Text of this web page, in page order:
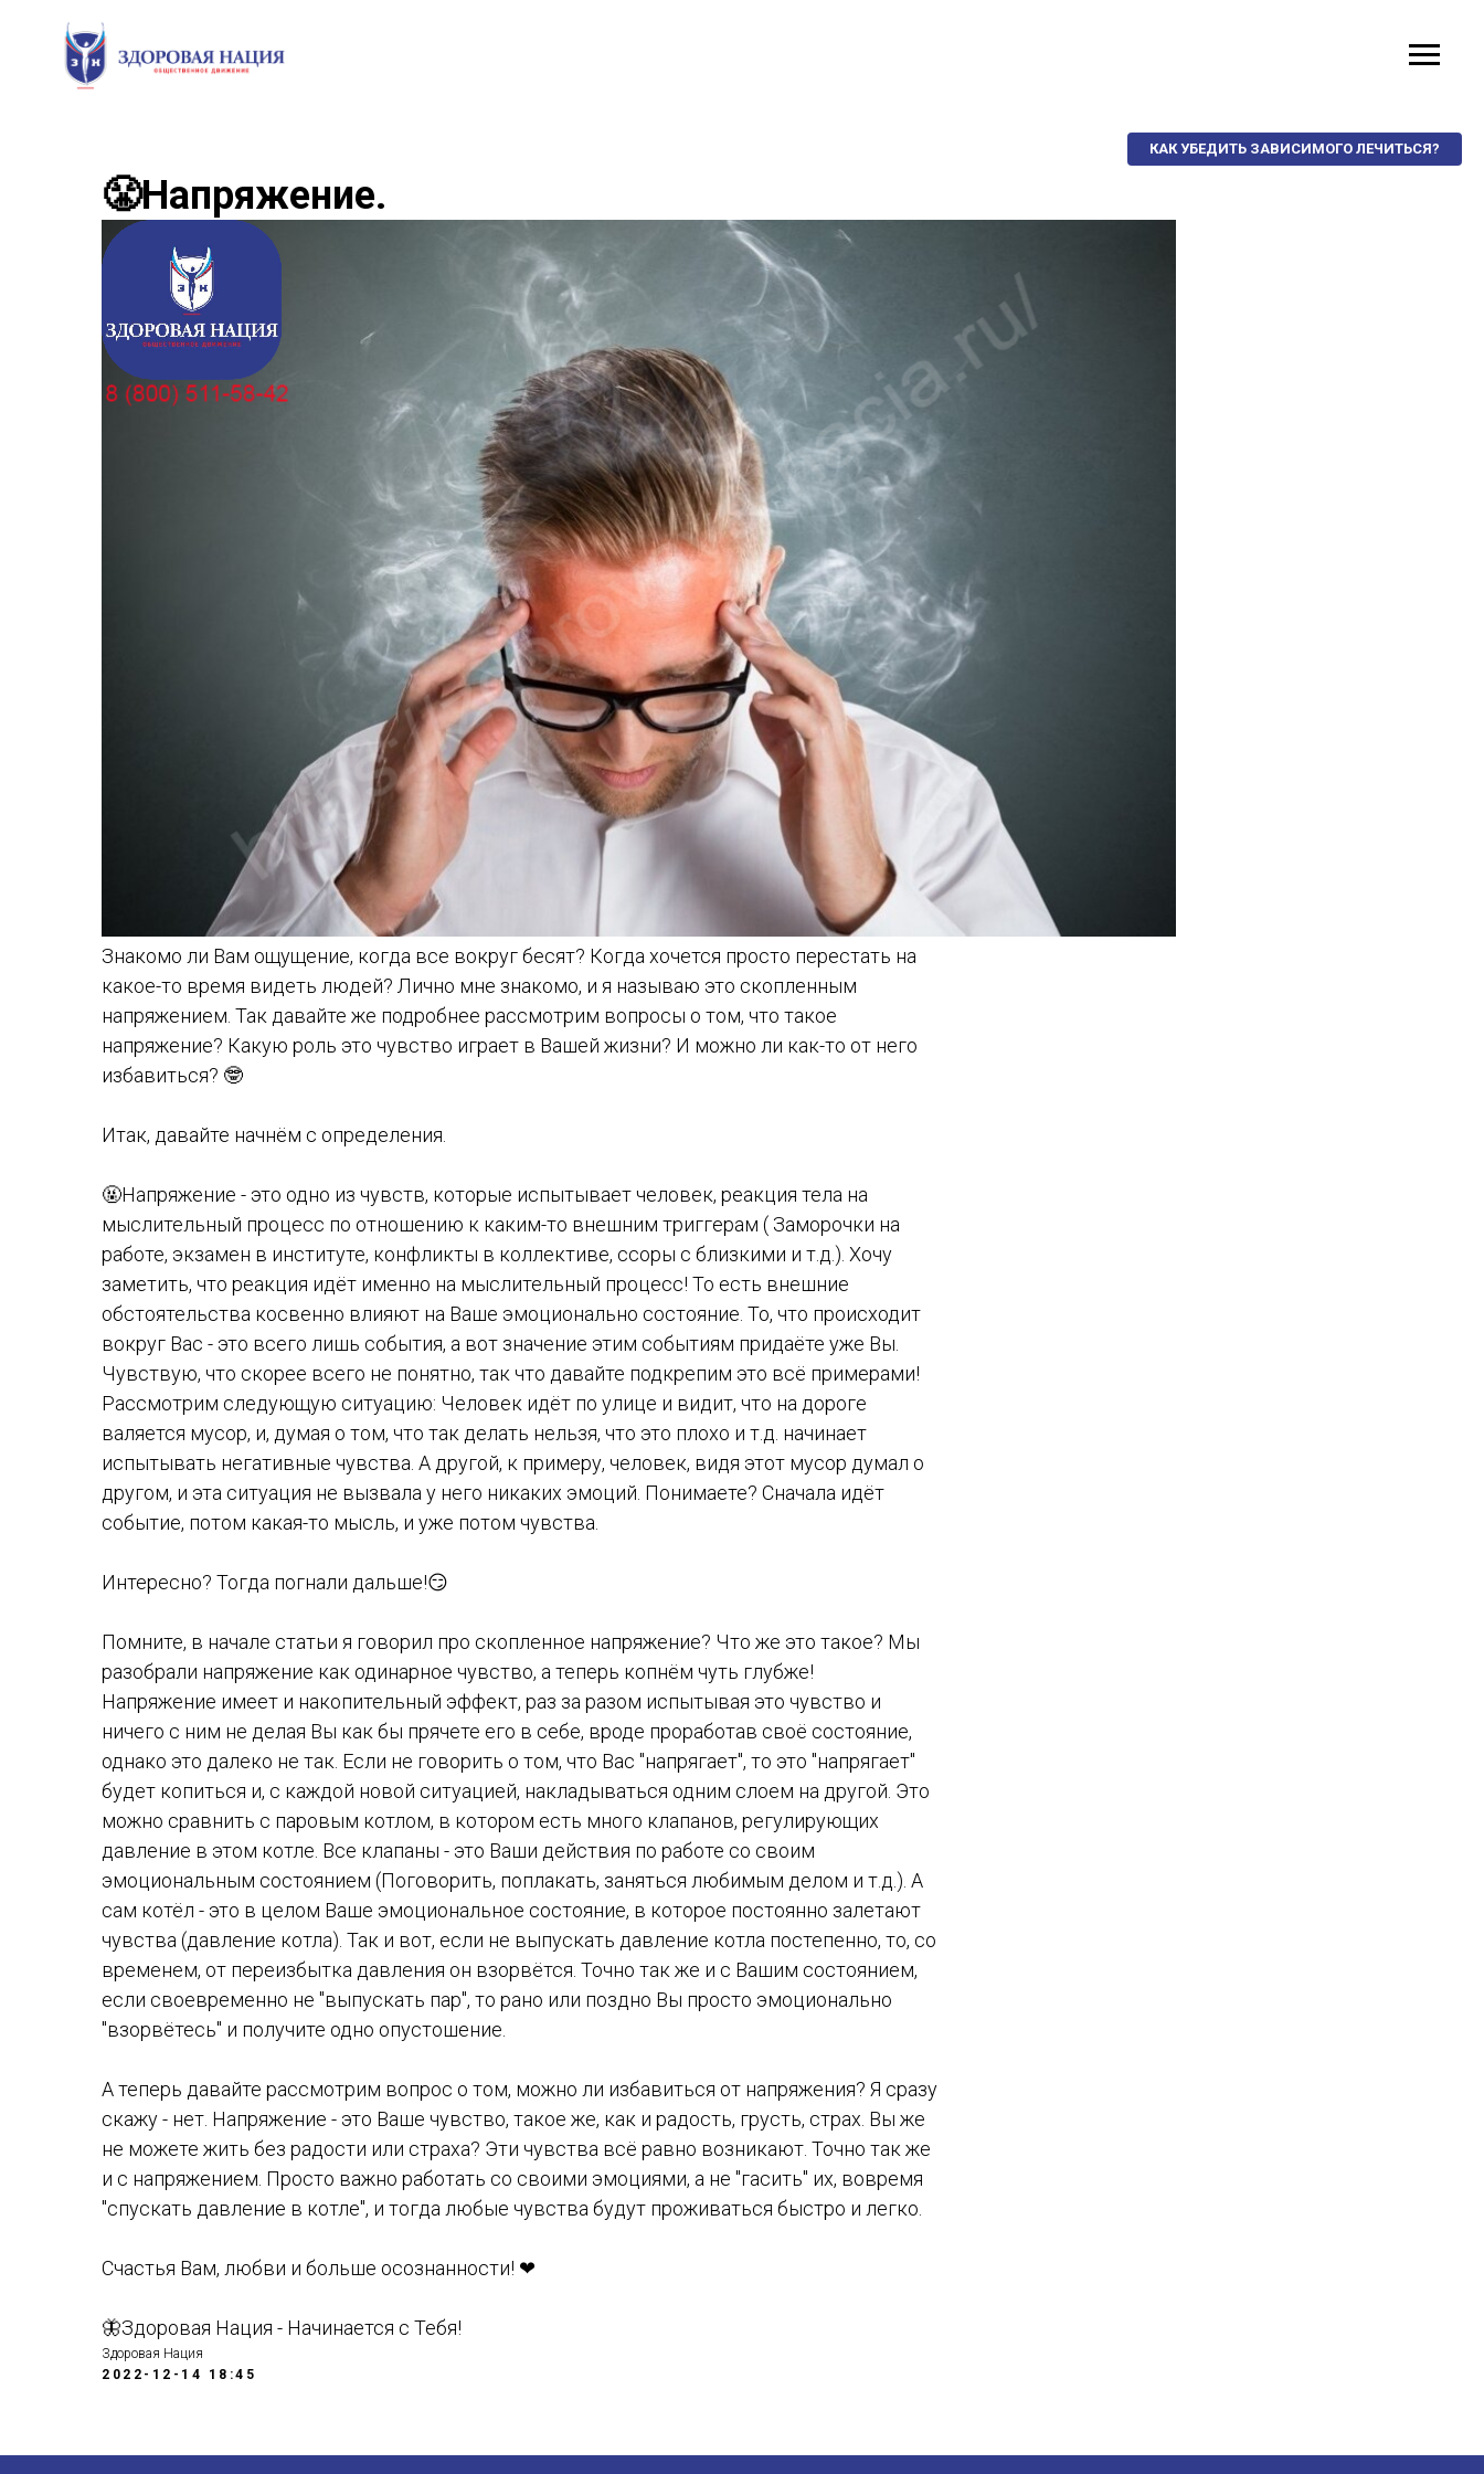
КАК УБЕДИТЬ ЗАВИСИМОГО ЛЕЧИТЬСЯ?
😤Напряжение.
Знакомо ли Вам ощущение, когда все вокруг бесят? Когда хочется просто перестать на
какое-то время видеть людей? Лично мне знакомо, и я называю это скопленным
напряжением. Так давайте же подробнее рассмотрим вопросы о том, что такое
напряжение? Какую роль это чувство играет в Вашей жизни? И можно ли как-то от него
избавиться? 🤓
Итак, давайте начнём с определения.
🤬Напряжение - это одно из чувств, которые испытывает человек, реакция тела на
мыслительный процесс по отношению к каким-то внешним триггерам ( Заморочки на
работе, экзамен в институте, конфликты в коллективе, ссоры с близкими и т.д.). Хочу
заметить, что реакция идёт именно на мыслительный процесс! То есть внешние
обстоятельства косвенно влияют на Ваше эмоционально состояние. То, что происходит
вокруг Вас - это всего лишь события, а вот значение этим событиям придаёте уже Вы.
Чувствую, что скорее всего не понятно, так что давайте подкрепим это всё примерами!
Рассмотрим следующую ситуацию: Человек идёт по улице и видит, что на дороге
валяется мусор, и, думая о том, что так делать нельзя, что это плохо и т.д. начинает
испытывать негативные чувства. А другой, к примеру, человек, видя этот мусор думал о
другом, и эта ситуация не вызвала у него никаких эмоций. Понимаете? Сначала идёт
событие, потом какая-то мысль, и уже потом чувства.
Интересно? Тогда погнали дальше!😏
Помните, в начале статьи я говорил про скопленное напряжение? Что же это такое? Мы
разобрали напряжение как одинарное чувство, а теперь копнём чуть глубже!
Напряжение имеет и накопительный эффект, раз за разом испытывая это чувство и
ничего с ним не делая Вы как бы прячете его в себе, вроде проработав своё состояние,
однако это далеко не так. Если не говорить о том, что Вас "напрягает", то это "напрягает"
будет копиться и, с каждой новой ситуацией, накладываться одним слоем на другой. Это
можно сравнить с паровым котлом, в котором есть много клапанов, регулирующих
давление в этом котле. Все клапаны - это Ваши действия по работе со своим
эмоциональным состоянием (Поговорить, поплакать, заняться любимым делом и т.д.). А
сам котёл - это в целом Ваше эмоциональное состояние, в которое постоянно залетают
чувства (давление котла). Так и вот, если не выпускать давление котла постепенно, то, со
временем, от переизбытка давления он взорвётся. Точно так же и с Вашим состоянием,
если своевременно не "выпускать пар", то рано или поздно Вы просто эмоционально
"взорвётесь" и получите одно опустошение.
А теперь давайте рассмотрим вопрос о том, можно ли избавиться от напряжения? Я сразу
скажу - нет. Напряжение - это Ваше чувство, такое же, как и радость, грусть, страх. Вы же
не можете жить без радости или страха? Эти чувства всё равно возникают. Точно так же
и с напряжением. Просто важно работать со своими эмоциями, а не "гасить" их, вовремя
"спускать давление в котле", и тогда любые чувства будут проживаться быстро и легко.
Счастья Вам, любви и больше осознанности! ❤
🦋Здоровая Нация - Начинается с Тебя!
Здоровая Нация
2022-12-14 18:45